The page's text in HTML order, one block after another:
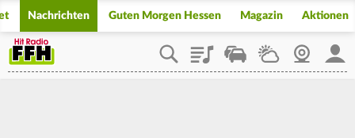
Nachrichten Guten Morgen Hessen Magazin Aktionen
PlaylistStaupilotWetterWebcam